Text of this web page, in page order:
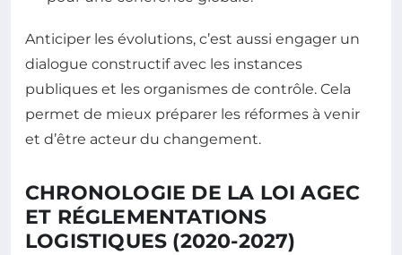
Anticiper les évolutions, c’est aussi engager un
dialogue constructif avec les instances
publiques et les organismes de contrôle. Cela
permet de mieux préparer les réformes à venir
et d’être acteur du changement.
CHRONOLOGIE DE LA LOI AGEC
ET RÉGLEMENTATIONS
LOGISTIQUES (2020-2027)